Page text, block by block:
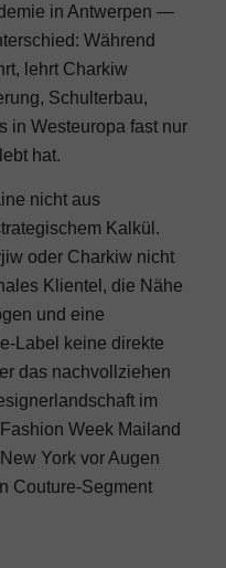
in Antwerpen —
Während
lehrt Charkiw
Schulterbau,
in Westeuropa fast nur
hat.
nicht aus
Kalkül.
oder Charkiw nicht
Klientel, die Nähe
und eine
Label keine direkte
das nachvollziehen
im
Fashion Week Mailand
Yorkvor Augen
Couture-Segment